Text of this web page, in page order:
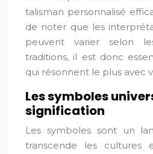
talisman personnalisé
de noter que les
peuvent varier selon
traditions, il est donc
qui résonnent le plus avec
Les symboles
signification
Les symboles sont un
transcende les cultures